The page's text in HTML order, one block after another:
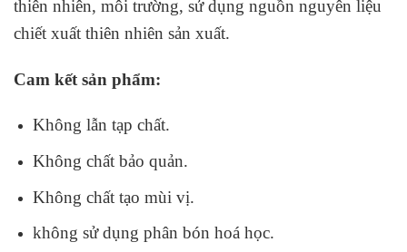
thiên nhiên, môi trường, sử dụng nguồn nguyên liệu
chiết xuất thiên nhiên sản xuất.
Cam kết sản phẩm:
Không lẫn tạp chất.
Không chất bảo quản.
Không chất tạo mùi vị.
không sử dụng phân bón hoá học.